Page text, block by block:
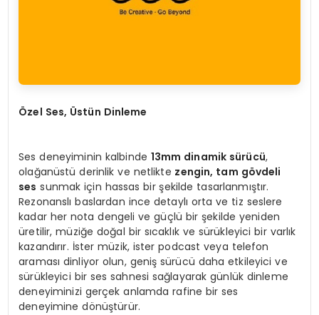
Özel Ses, Üstün Dinleme
Ses deneyiminin kalbinde 13mm dinamik sürücü,
olağanüstü derinlik ve netlikte zengin, tam gövdeli
ses sunmak için hassas bir şekilde tasarlanmıştır.
Rezonanslı baslardan ince detaylı orta ve tiz seslere
kadar her nota dengeli ve güçlü bir şekilde yeniden
üretilir, müziğe doğal bir sıcaklık ve sürükleyici bir varlık
kazandırır. İster müzik, ister podcast veya telefon
araması dinliyor olun, geniş sürücü daha etkileyici ve
sürükleyici bir ses sahnesi sağlayarak günlük dinleme
deneyiminizi gerçek anlamda rafine bir ses
deneyimine dönüştürür.